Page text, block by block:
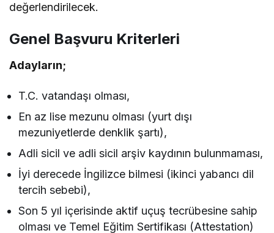
değerlendirilecek.
Genel Başvuru Kriterleri
Adayların;
T.C. vatandaşı olması,
En az lise mezunu olması (yurt dışı
mezuniyetlerde denklik şartı),
Adli sicil ve adli sicil arşiv kaydının bulunmaması,
İyi derecede İngilizce bilmesi (ikinci yabancı dil
tercih sebebi),
Son 5 yıl içerisinde aktif uçuş tecrübesine sahip
olması ve Temel Eğitim Sertifikası (Attestation)